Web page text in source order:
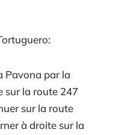
Pavona par la
sur la route 247
sur la route
à droite sur la